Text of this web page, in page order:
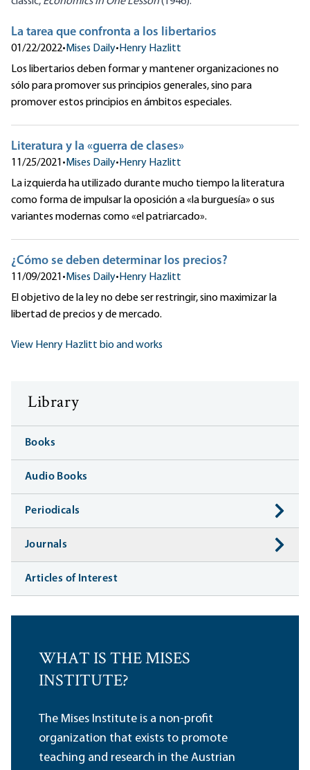
La tarea que confronta a los libertarios
01/22/2022•Mises Daily•Henry Hazlitt
Los libertarios deben formar y mantener organizaciones no
sólo para promover sus principios generales, sino para
promover estos principios en ámbitos especiales.
Literatura y la «guerra de clases»
11/25/2021•Mises Daily•Henry Hazlitt
La izquierda ha utilizado durante mucho tiempo la literatura
como forma de impulsar la oposición a «la burguesía» o sus
variantes modernas como «el patriarcado».
¿Cómo se deben determinar los precios?
11/09/2021•Mises Daily•Henry Hazlitt
El objetivo de la ley no debe ser restringir, sino maximizar la
libertad de precios y de mercado.
View Henry Hazlitt bio and works
Library
Books
Audio Books
Periodicals
Journals
Articles of Interest
WHAT IS THE MISES
INSTITUTE?
The Mises Institute is a non-profit
organization that exists to promote
teaching and research in the Austrian